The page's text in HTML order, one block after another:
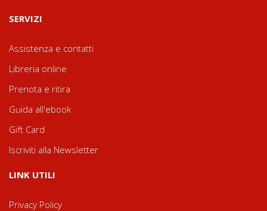
SERVIZI
Assistenza e contatti
Libreria online
Prenota e ritira
Guida all'ebook
Gift Card
Iscriviti alla Newsletter
LINK UTILI
Privacy Policy